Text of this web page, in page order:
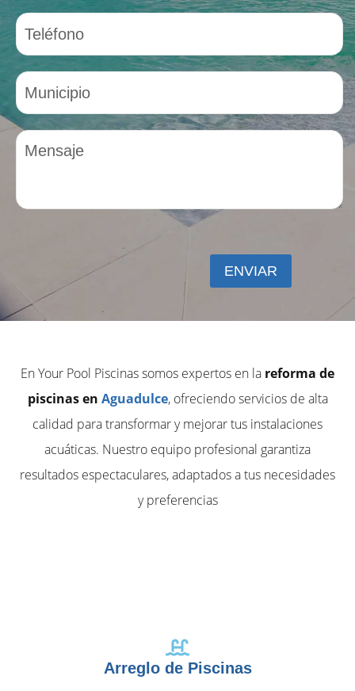
En Your Pool Piscinas somos expertos en la reforma de
piscinas en Aguadulce, ofreciendo servicios de alta
calidad para transformar y mejorar tus instalaciones
acuáticas. Nuestro equipo profesional garantiza
resultados espectaculares, adaptados a tus necesidades
y preferencias
Arreglo de Piscinas